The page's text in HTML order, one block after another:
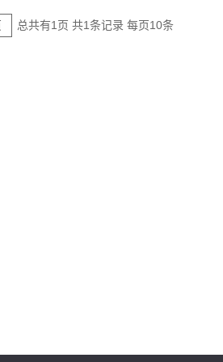
总共有1页 共1条记录 每页10条